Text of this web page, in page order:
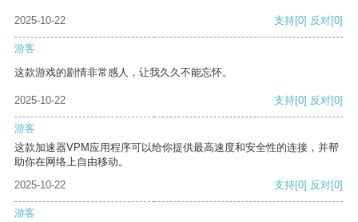
2025-10-22 支持[0] 反对[0]
游客
这款游戏的剧情非常感人，让我久久不能忘怀。
2025-10-22 支持[0] 反对[0]
游客
这款加速器VPM应用程序可以给你提供最高速度和安全性的连接，并帮
助你在网络上自由移动。
2025-10-22
支持[0] 反对[0]
游客